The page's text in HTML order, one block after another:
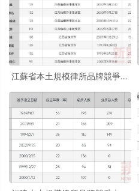
江蘇省本土規模律所品牌競爭力